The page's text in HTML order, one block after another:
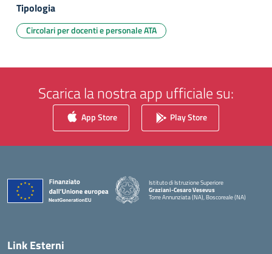
Tipologia
Circolari per docenti e personale ATA
Scarica la nostra app ufficiale su:
App Store Play Store
Istituto di Istruzione Superiore
Graziani-Cesaro Vesevus
Torre Annunziata (NA), Boscoreale (NA)
Link Esterni